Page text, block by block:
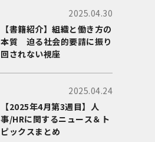
2025.04.30
【書籍紹介】組織と働き方の
本質 迫る社会的要請に振り
回されない視座
2025.04.24
【2025年4月第3週目】人
事/HRに関するニュース＆ト
ピックスまとめ